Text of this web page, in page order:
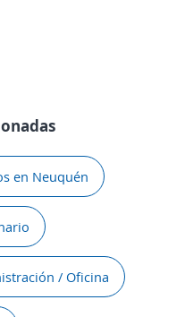
en Neuquén
/ Oficina